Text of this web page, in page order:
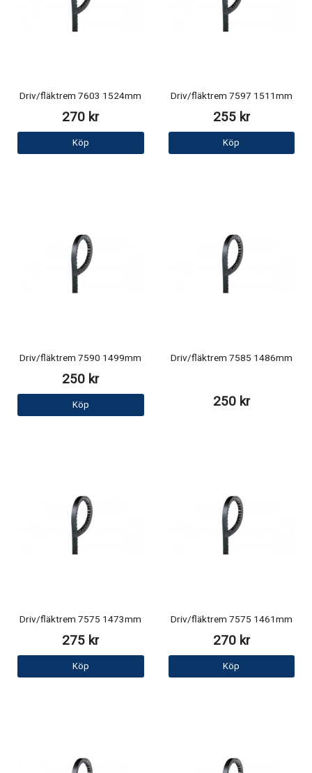
Driv/fläktrem 7603 1524mm
270 kr
Köp
Driv/fläktrem 7597 1511mm
255 kr
Köp
Driv/fläktrem 7590 1499mm
250 kr
Köp
Driv/fläktrem 7585 1486mm
250 kr
Driv/fläktrem 7575 1473mm
275 kr
Köp
Driv/fläktrem 7575 1461mm
270 kr
Köp